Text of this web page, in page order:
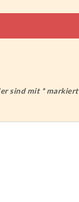
sind mit *markiert